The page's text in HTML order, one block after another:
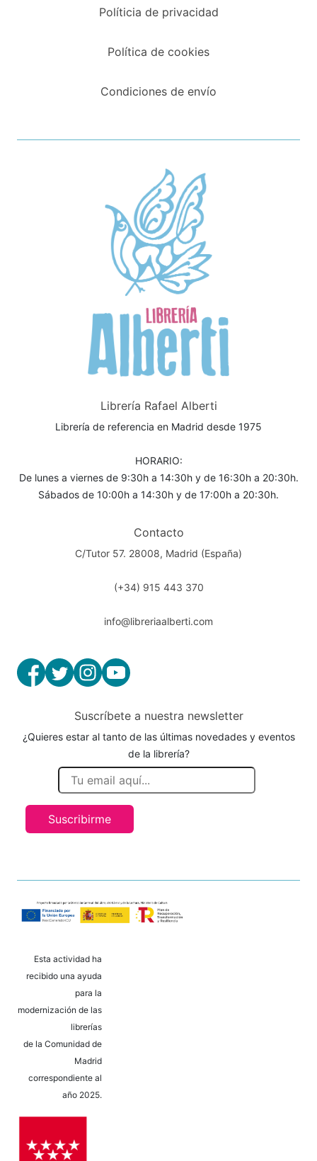
Políticia de privacidad
Política de cookies
Condiciones de envío
Librería Rafael Alberti
Librería de referencia en Madrid desde 1975
HORARIO:
De lunes a viernes de 9:30h a 14:30h y de 16:30h a 20:30h.
Sábados de 10:00h a 14:30h y de 17:00h a 20:30h.
Contacto
C/Tutor 57. 28008, Madrid (España)
(+34) 915 443 370
info@libreriaalberti.com
Suscríbete a nuestra newsletter
¿Quieres estar al tanto de las últimas novedades y eventos
de la librería?
Suscribirme
Esta actividad ha
recibido una ayuda
para la
modernización de las
librerías
de la Comunidad de
Madrid
correspondiente al
año 2025.